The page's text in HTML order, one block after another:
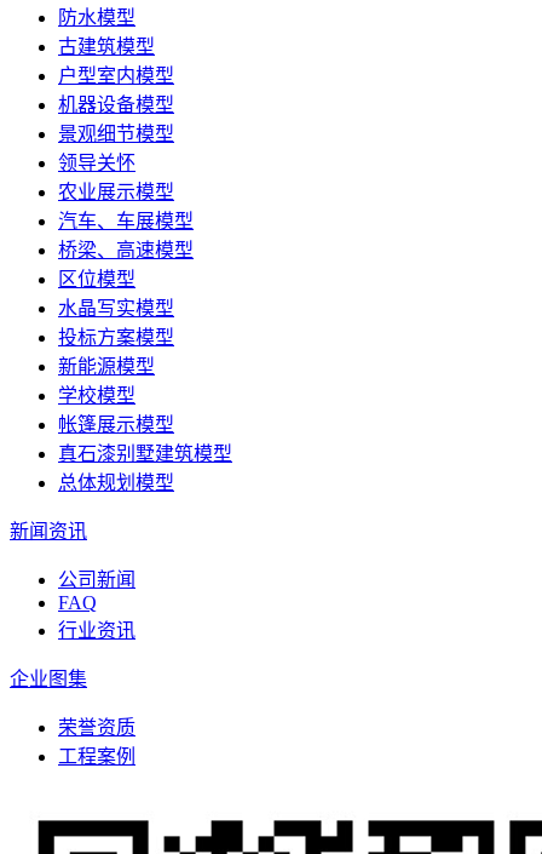
防水模型
古建筑模型
户型室内模型
机器设备模型
景观细节模型
领导关怀
农业展示模型
汽车、车展模型
桥梁、高速模型
区位模型
水晶写实模型
投标方案模型
新能源模型
学校模型
帐篷展示模型
真石漆别墅建筑模型
总体规划模型
新闻资讯
公司新闻
FAQ
行业资讯
企业图集
荣誉资质
工程案例